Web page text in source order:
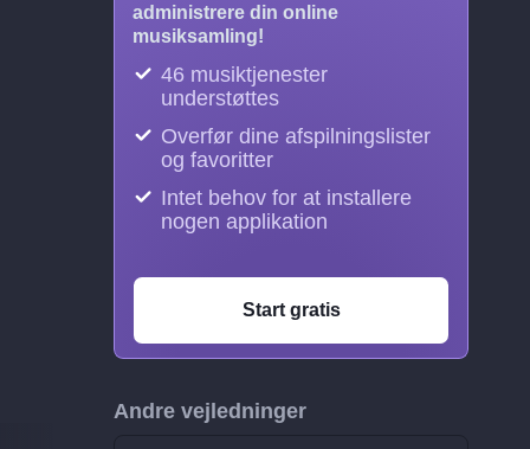
administrere din online
musiksamling!
46 musiktjenester
understøttes
Overfør dine afspilningslister
og favoritter
Intet behov for at installere
nogen applikation
Start gratis
Andre vejledninger